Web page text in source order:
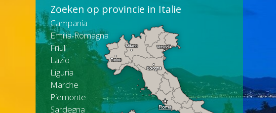
Zoeken op provincie in Italie
Campania
Emilia-Romagna
Friuli
Lazio
Liguria
Marche
Piemonte
Sardegna